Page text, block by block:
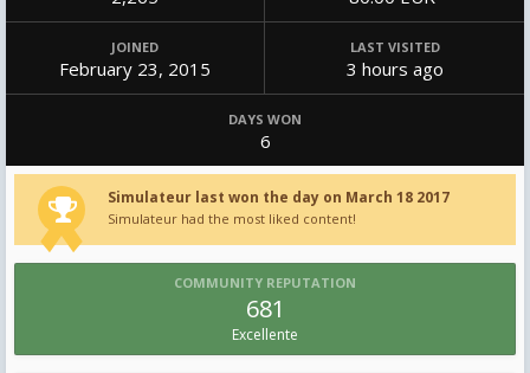
JOINED
February 23, 2015
LAST VISITED
3 hours ago
DAYS WON
6
Simulateur last won the day on March 18 2017
Simulateur had the most liked content!
COMMUNITY REPUTATION
681
Excellente